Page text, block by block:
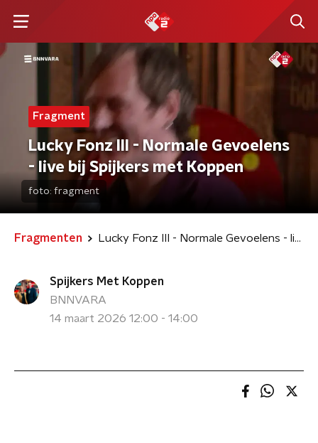
Fragment
Lucky Fonz III - Normale Gevoelens
- live bij Spijkers met Koppen
foto: fragment
Fragmenten Lucky Fonz III - Normale Gevoelens - live bij Spijkers met Koppen
Spijkers Met Koppen
BNNVARA
14 maart 2026 12:00 - 14:00